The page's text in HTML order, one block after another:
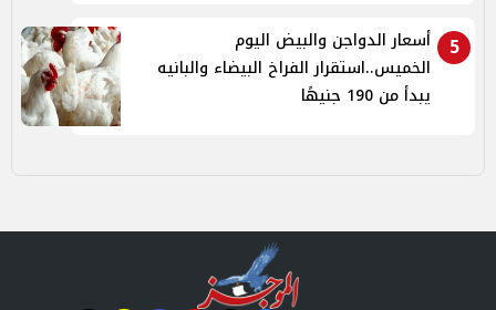
5
أسعار الدواجن والبيض اليوم
الخميس..استقرار الفراخ البيضاء والبانيه
يبدأ من 190 جنيهًا